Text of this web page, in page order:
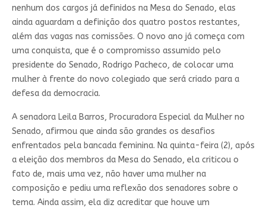
nenhum dos cargos já definidos na Mesa do Senado, elas
ainda aguardam a definição dos quatro postos restantes,
além das vagas nas comissões. O novo ano já começa com
uma conquista, que é o compromisso assumido pelo
presidente do Senado, Rodrigo Pacheco, de colocar uma
mulher à frente do novo colegiado que será criado para a
defesa da democracia.
A senadora Leila Barros, Procuradora Especial da Mulher no
Senado, afirmou que ainda são grandes os desafios
enfrentados pela bancada feminina. Na quinta-feira (2), após
a eleição dos membros da Mesa do Senado, ela criticou o
fato de, mais uma vez, não haver uma mulher na
composição e pediu uma reflexão dos senadores sobre o
tema. Ainda assim, ela diz acreditar que houve um